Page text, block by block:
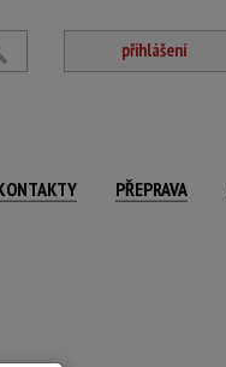
přihlášení
PŘEPRAVA